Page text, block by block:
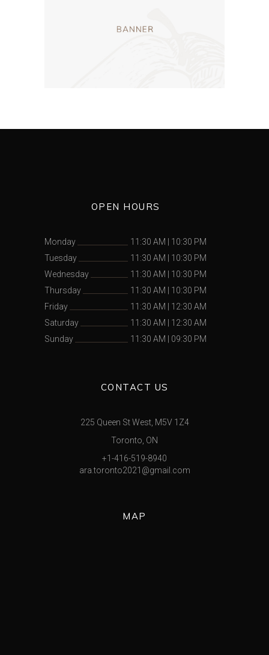
OPEN HOURS
Monday 11:30 AM
10:30 PM
Tuesday
11:30 AM
10:30 PM
Wednesday
11:30 AM
10:30 PM
Thursday
11:30 AM
10:30 PM
Friday
11:30 AM
12:30 AM
Saturday
11:30 AM
12:30 AM
Sunday
11:30 AM 09:30 PM
CONTACT US
225 Queen St West, M5V 1Z4
Toronto, ON
+1-416-519-8940
ara.toronto2021@gmail.com
MAP